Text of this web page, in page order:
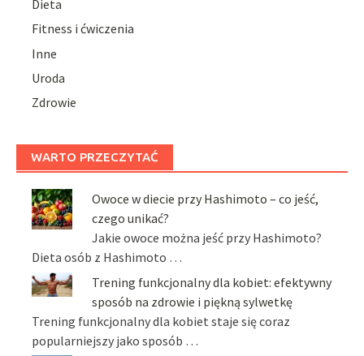
Dieta
Fitness i ćwiczenia
Inne
Uroda
Zdrowie
WARTO PRZECZYTAĆ
Owoce w diecie przy Hashimoto – co jeść,
czego unikać?
Jakie owoce można jeść przy Hashimoto?
Dieta osób z Hashimoto …
Trening funkcjonalny dla kobiet: efektywny
sposób na zdrowie i piękną sylwetkę
Trening funkcjonalny dla kobiet staje się coraz
popularniejszy jako sposób …